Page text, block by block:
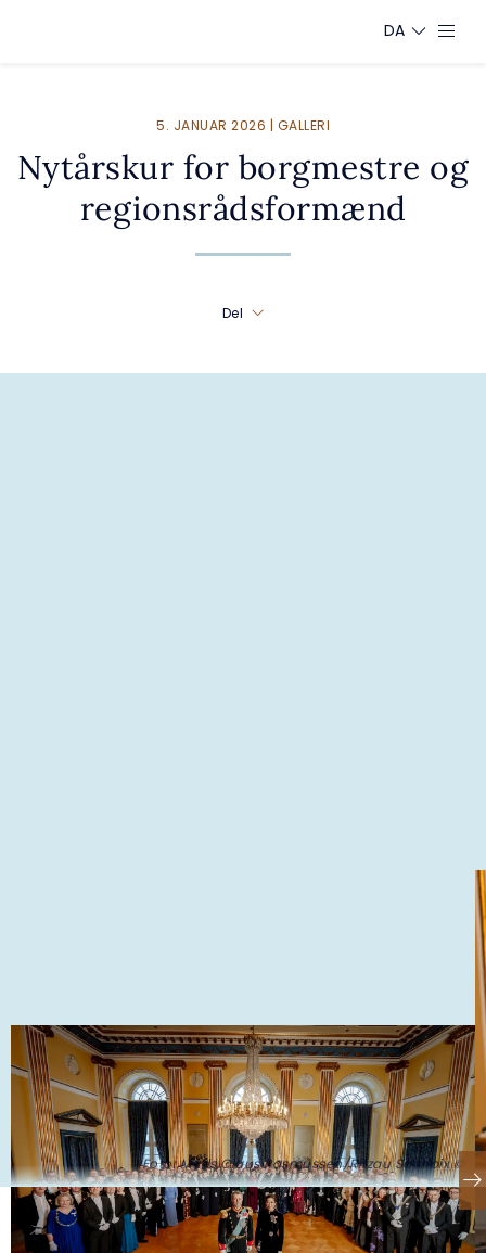
DA
5. JANUAR 2026 | GALLERI
Nytårskur for borgmestre og
regionsrådsformænd
Del
Foto: Mads Claus Rasmussen/Ritzau Scanpix ©